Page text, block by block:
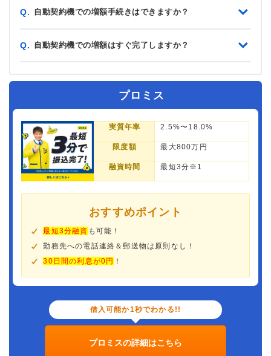
Q. 自動契約機での増額手続きはできますか？
Q. 自動契約機での増額はすぐ完了しますか？
プロミス
実質年率 2.5%〜18.0%
限度額 最大800万円
融資時間 最短3分※1
おすすめポイント
最短3分融資 も可能！
勤務先への電話連絡＆郵送物は原則なし！
30日間の利息が0円 ！
借入可能か1秒でわかる!!
プロミスの詳細はこちら